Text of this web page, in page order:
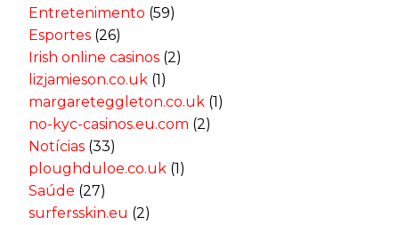
Entretenimento (59)
Esportes (26)
Irish online casinos (2)
lizjamieson.co.uk (1)
margareteggleton.co.uk (1)
no-kyc-casinos.eu.com (2)
Notícias (33)
ploughduloe.co.uk (1)
Saúde (27)
surfersskin.eu (2)